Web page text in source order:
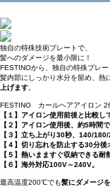
独自の特殊技術プレートで、
髪へのダメージを最小限に！
FESTINOから、独自の特殊プレ
髪内部にしっかり水分を留め、熱
上げます
FESTINO カールヘアアイロン
【１】アイロン使用前後と比較
【２】アイロン使用後、約5時間
【３】立ち上がり30秒、140/
【４】切り忘れを防止する30分後
【５】熱いまますぐ収納できる耐
【６】海外対応100V～240V。
最高温度200℃でも髪にダメージ